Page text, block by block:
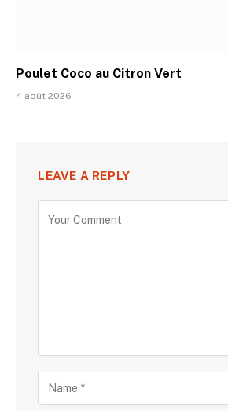
Poulet Coco au Citron Vert
4 août 2026
LEAVE A REPLY